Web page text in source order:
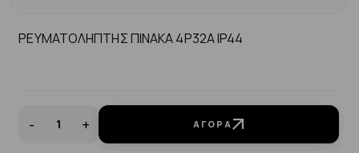
ΡΕΥΜΑΤΟΛΗΠΤΗΣ ΠΙΝΑΚΑ 4P32A ΙP44
- + ΑΓΟΡΆ